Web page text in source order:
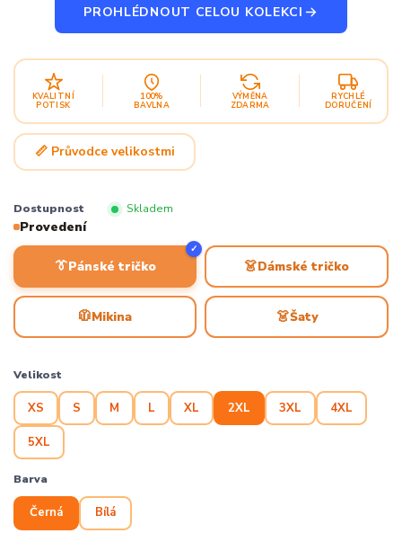
PROHLÉDNOUT CELOU KOLEKCI
KVALITNÍ
POTISK
100%
BAVLNA
VÝMĚNA
ZDARMA
RYCHLÉ
DORUČENÍ
📏 Průvodce velikostmi
Dostupnost Skladem
Provedení
👔Pánské tričko
✓
👗Dámské tričko
🧥Mikina 👗Šaty
Velikost
XS S M L XL 2XL 3XL 4XL
5XL
Barva
Černá Bílá